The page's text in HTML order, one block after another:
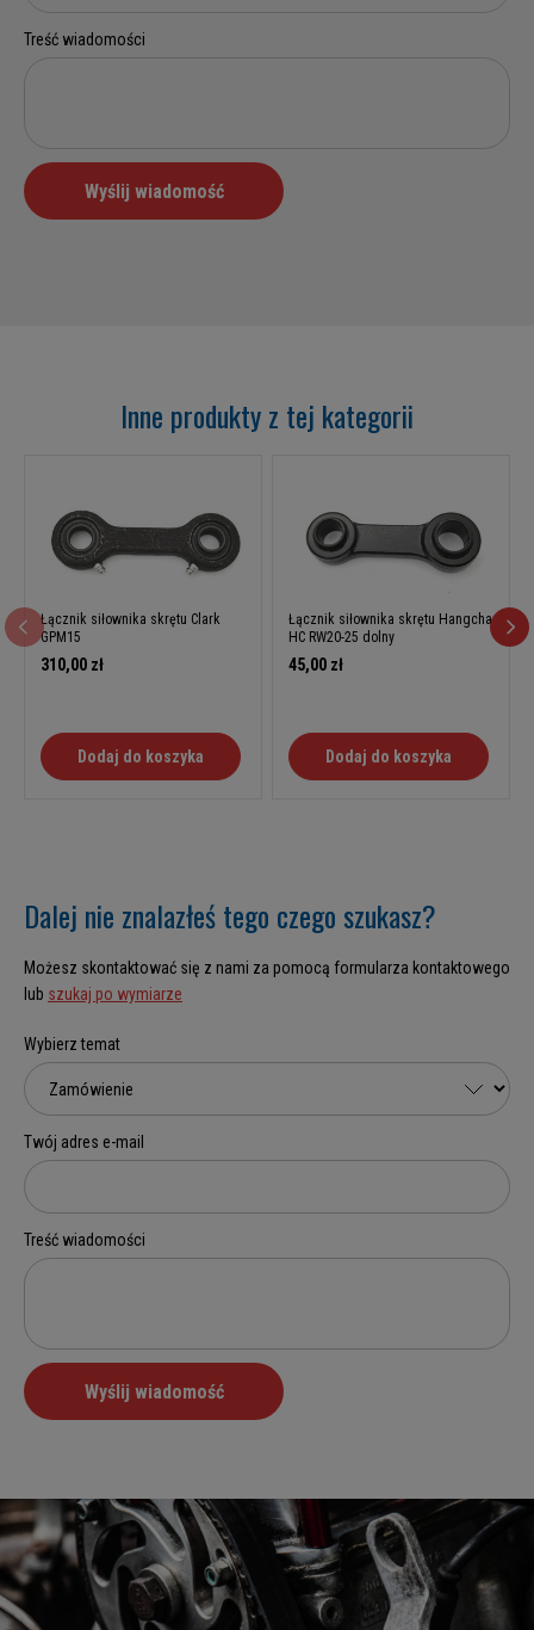
Inne produkty z tej kategorii
Łącznik siłownika skrętu Clark
GPM15
310,00 zł
Dodaj do koszyka
Łącznik siłownika skrętu Hangcha
HC RW20-25 dolny
45,00 zł
Dodaj do koszyka
Dalej nie znalazłeś tego czego szukasz?
Możesz skontaktować się z nami za pomocą formularza kontaktowego
lub szukaj po wymiarze